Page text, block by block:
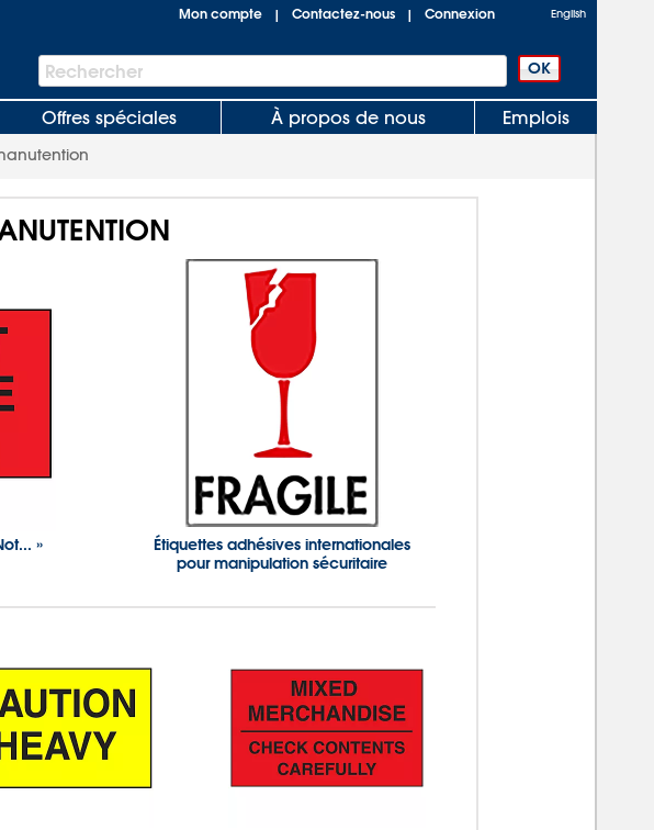
Mon compte | Contactez-nous | Connexion English
Barre
de
recherche
Rechercher
Offres spéciales À propos de nous Emplois
»
Étiquettes adhésives internationales
pour manipulation sécuritaire